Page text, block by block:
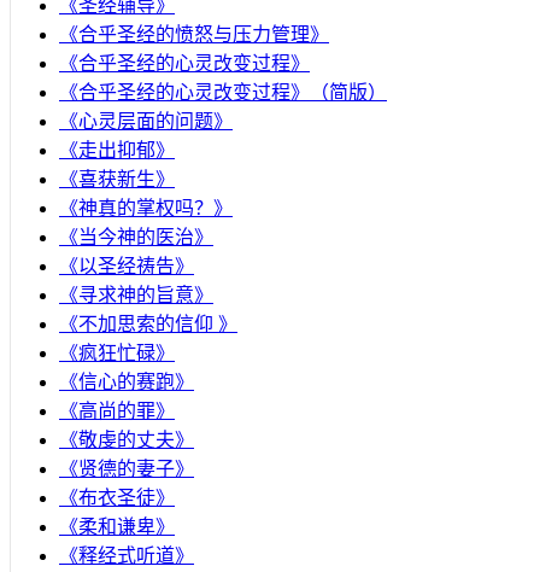
《圣经辅导》
​《合乎圣经的愤怒与压力管理》
《合乎圣经的心灵改变过程》
《合乎圣经的心灵改变过程》（简版）
《心灵层面的问题》
《走出抑郁》
《喜获新生》
《神真的掌权吗？》
《当今神的医治》
《以圣经祷告》
《寻求神的旨意》
《不加思索的信仰 》
《疯狂忙碌》
《信心的赛跑》
《高尚的罪》
《敬虔的丈夫》
《贤德的妻子》
《布衣圣徒》
《柔和谦卑》
《释经式听道》